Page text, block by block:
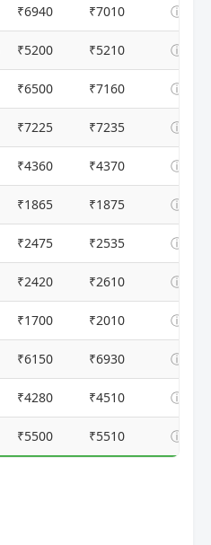
₹6940 ₹7010 ⓘ
₹5200 ₹5210 ⓘ
₹6500 ₹7160 ⓘ
₹7225 ₹7235 ⓘ
₹4360 ₹4370 ⓘ
₹1865 ₹1875 ⓘ
₹2475 ₹2535 ⓘ
₹2420 ₹2610 ⓘ
₹1700 ₹2010 ⓘ
₹6150 ₹6930 ⓘ
₹4280 ₹4510 ⓘ
₹5500 ₹5510 ⓘ